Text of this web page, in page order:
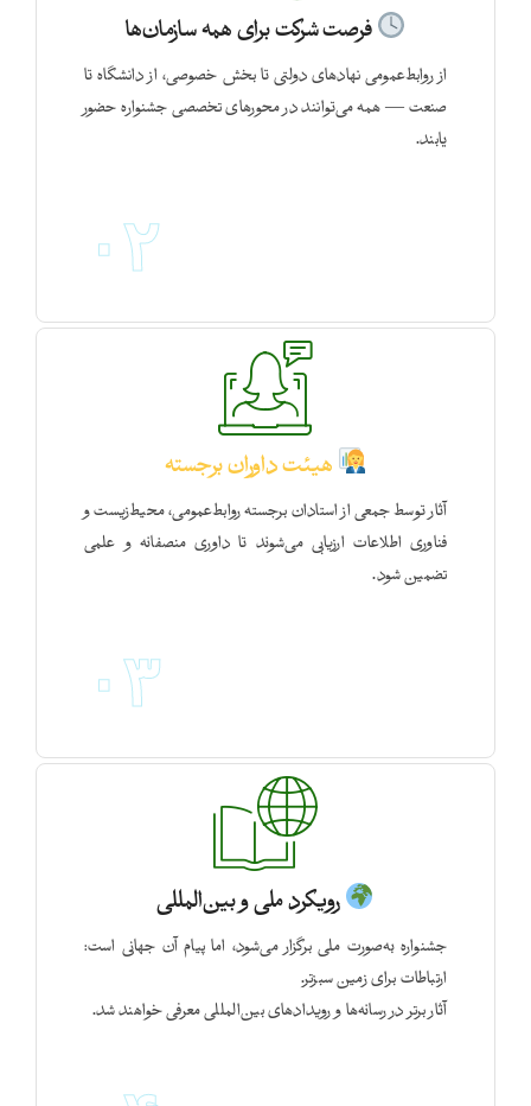
فرصت شرکت برای همه سازمان‌ها
از روابط‌عمومی‌ نهادهای دولتی تا بخش خصوصی، از دانشگاه تا
صنعت — همه می‌توانند در محورهای تخصصی جشنواره حضور
یابند.
۰۲
هیئت داوران برجسته
آثار توسط جمعی از استادان برجسته روابط‌عمومی، محیط‌زیست و
فناوری اطلاعات ارزیابی می‌شوند تا داوری منصفانه و علمی
تضمین شود.
۰۳
رویکرد ملی و بین‌المللی
جشنواره به‌صورت ملی برگزار می‌شود، اما پیام آن جهانی است:
ارتباطات برای زمین سبزتر.
آثار برتر در رسانه‌ها و رویدادهای بین‌المللی معرفی خواهند شد.